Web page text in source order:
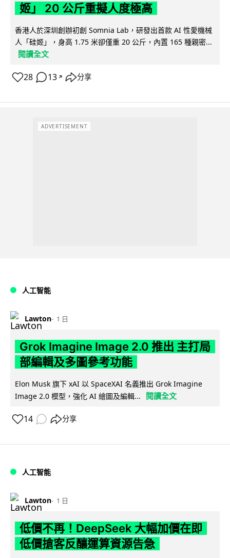
姬」 20 公斤重擬人度極高
香港人於深圳創辦初創 Somnia Lab，研發出首款 AI 性愛機械
人「硅姬」，身高 1.75 米卻僅重 20 公斤，內置 165 種親密...
閱讀全文
28 13 ↗ 分享
ADVERTISEMENT
人工智能
Lawton 1 日
Grok Imagine Image 2.0 推出 主打局
部編輯及多圖參考功能
Elon Musk 旗下 xAI 以 SpaceXAI 名義推出 Grok Imagine
Image 2.0 模型，強化 AI 繪圖及編輯...
閱讀全文
14 分享
人工智能
Lawton 1 日
低價不再！DeepSeek 大幅加價在即
低價搶客反釀運算資源告急